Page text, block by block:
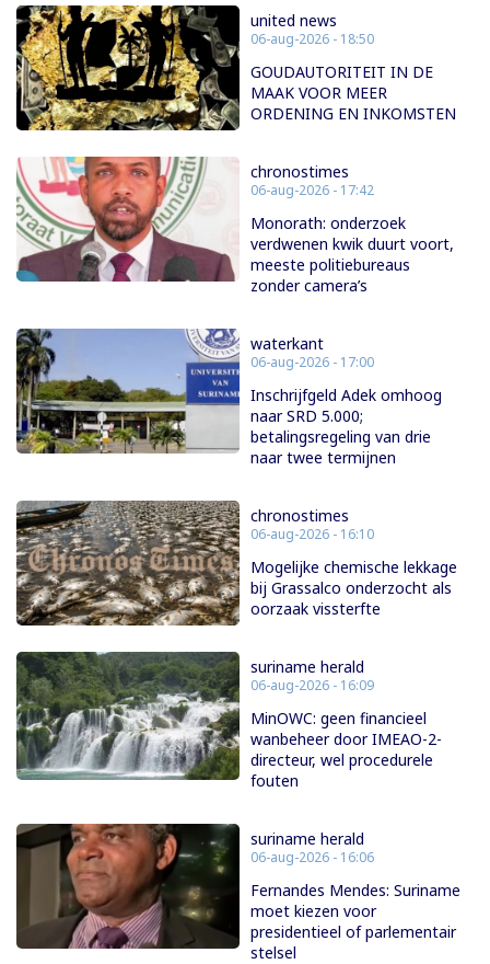
united news
06-aug-2026 - 18:50
GOUDAUTORITEIT IN DE
MAAK VOOR MEER
ORDENING EN INKOMSTEN
chronostimes
06-aug-2026 - 17:42
Monorath: onderzoek
verdwenen kwik duurt voort,
meeste politiebureaus
zonder camera’s
waterkant
06-aug-2026 - 17:00
Inschrijfgeld Adek omhoog
naar SRD 5.000;
betalingsregeling van drie
naar twee termijnen
chronostimes
06-aug-2026 - 16:10
Mogelijke chemische lekkage
bij Grassalco onderzocht als
oorzaak vissterfte
suriname herald
06-aug-2026 - 16:09
MinOWC: geen financieel
wanbeheer door IMEAO-2-
directeur, wel procedurele
fouten
suriname herald
06-aug-2026 - 16:06
Fernandes Mendes: Suriname
moet kiezen voor
presidentieel of parlementair
stelsel